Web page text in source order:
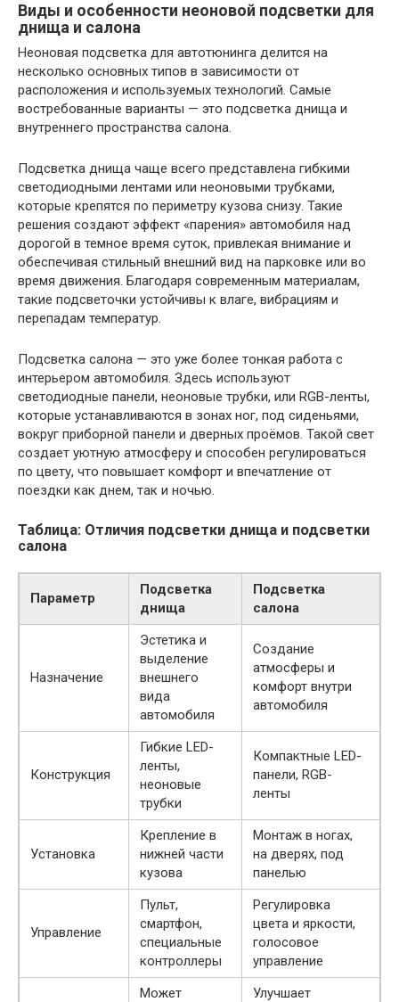
Виды и особенности неоновой подсветки для
днища и салона
Неоновая подсветка для автотюнинга делится на
несколько основных типов в зависимости от
расположения и используемых технологий. Самые
востребованные варианты — это подсветка днища и
внутреннего пространства салона.
Подсветка днища чаще всего представлена гибкими
светодиодными лентами или неоновыми трубками,
которые крепятся по периметру кузова снизу. Такие
решения создают эффект «парения» автомобиля над
дорогой в темное время суток, привлекая внимание и
обеспечивая стильный внешний вид на парковке или во
время движения. Благодаря современным материалам,
такие подсветочки устойчивы к влаге, вибрациям и
перепадам температур.
Подсветка салона — это уже более тонкая работа с
интерьером автомобиля. Здесь используют
светодиодные панели, неоновые трубки, или RGB-ленты,
которые устанавливаются в зонах ног, под сиденьями,
вокруг приборной панели и дверных проёмов. Такой свет
создает уютную атмосферу и способен регулироваться
по цвету, что повышает комфорт и впечатление от
поездки как днем, так и ночью.
Таблица: Отличия подсветки днища и подсветки
салона
Параметр
Подсветка
днища
Подсветка
салона
Назначение
Эстетика и
выделение
внешнего
вида
автомобиля
Создание
атмосферы и
комфорт внутри
автомобиля
Конструкция
Гибкие LED-
ленты,
неоновые
трубки
Компактные LED-
панели, RGB-
ленты
Установка
Крепление в
нижней части
кузова
Монтаж в ногах,
на дверях, под
панелью
Управление
Пульт,
смартфон,
специальные
контроллеры
Регулировка
цвета и яркости,
голосовое
управление
Может
Улучшает